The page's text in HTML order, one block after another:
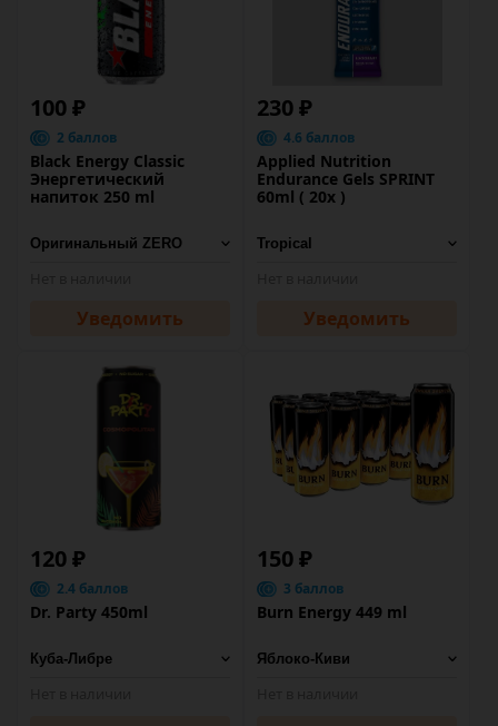
100 ₽
2 баллов
Black Energy Classic
Энергетический
напиток 250 ml
Уведомить
230 ₽
4.6 баллов
Applied Nutrition
Endurance Gels SPRINT
60ml ( 20x )
Уведомить
120 ₽
2.4 баллов
Dr. Party 450ml
150 ₽
3 баллов
Burn Energy 449 ml